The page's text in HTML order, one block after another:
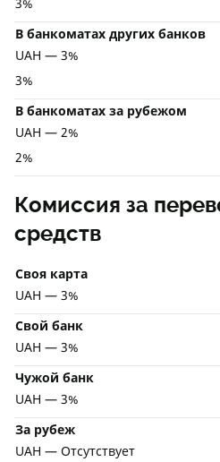
В банкоматах других банков
UAH — 3%
3%
В банкоматах за рубежом
UAH — 2%
2%
Комиссия за
средств
Своя карта
UAH — 3%
Свой банк
UAH — 3%
Чужой банк
UAH — 3%
За рубеж
UAH — Отсутствует